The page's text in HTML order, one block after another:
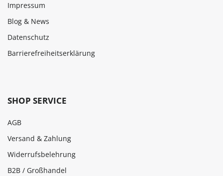
Impressum
Blog & News
Datenschutz
Barrierefreiheitserklärung
SHOP SERVICE
AGB
Versand & Zahlung
Widerrufsbelehrung
B2B / Großhandel